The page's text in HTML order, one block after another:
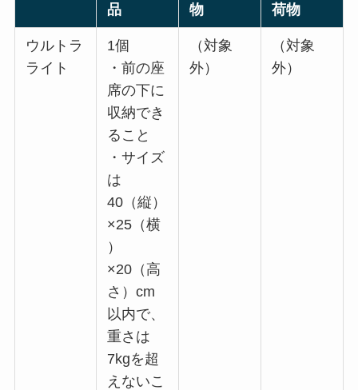
品
物
荷物
ウルトラ
ライト
1個
・前の座
席の下に
収納でき
ること
・サイズ
は
40（縦）
×25（横
）
×20（高
さ）cm
以内で、
重さは
7kgを超
えないこ
（対象
外）
（対象
外）